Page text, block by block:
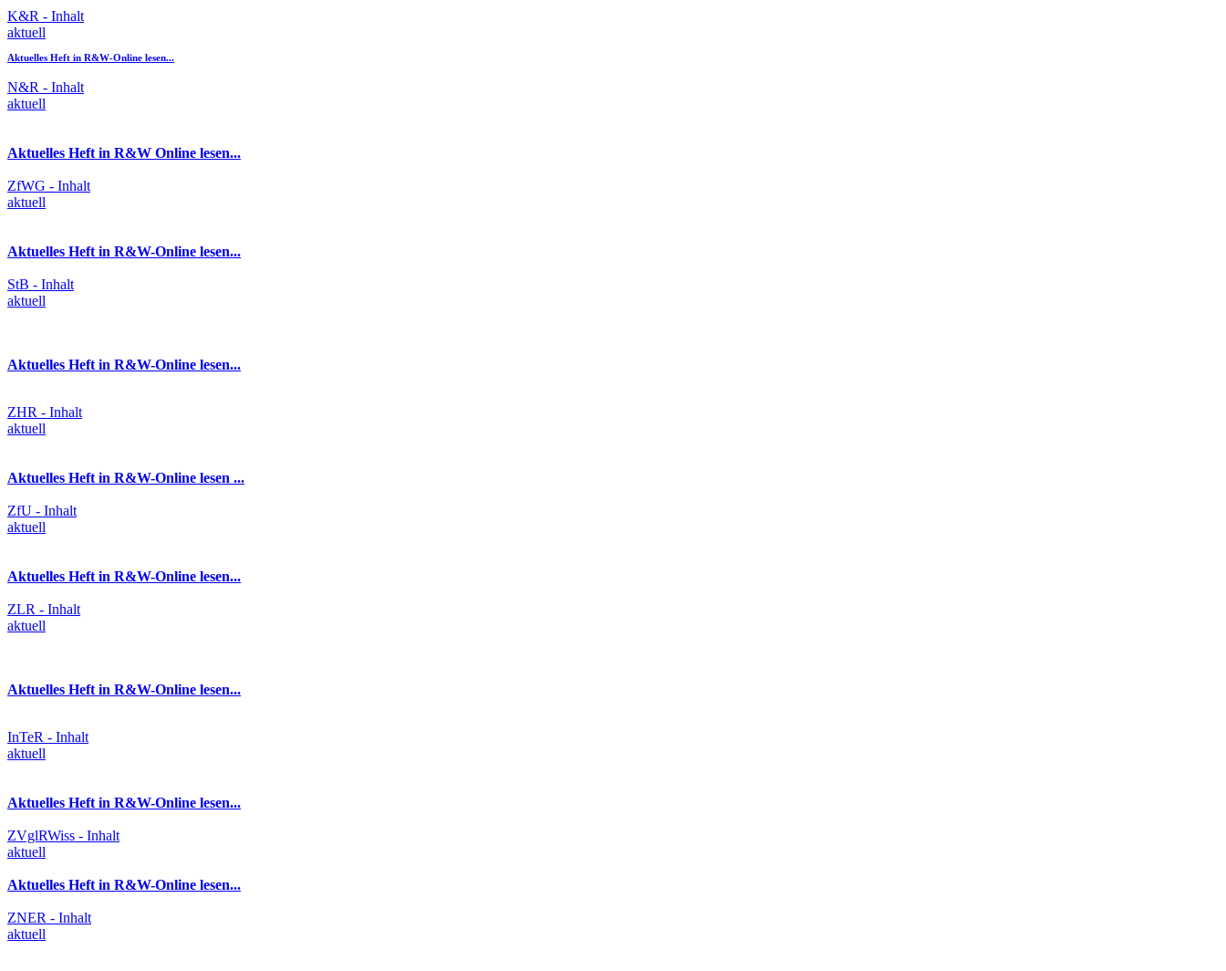
K&R - Inhalt
aktuell
Aktuelles Heft in R&W-Online lesen...
N&R - Inhalt
aktuell
Aktuelles Heft in R&W Online lesen...
ZfWG - Inhalt
aktuell
Aktuelles Heft in R&W-Online lesen...
StB - Inhalt
aktuell
Aktuelles Heft in R&W-Online lesen...
ZHR - Inhalt
aktuell
Aktuelles Heft in R&W-Online lesen ...
ZfU - Inhalt
aktuell
Aktuelles Heft in R&W-Online lesen...
ZLR - Inhalt
aktuell
Aktuelles Heft in R&W-Online lesen...
InTeR - Inhalt
aktuell
Aktuelles Heft in R&W-Online lesen...
ZVglRWiss - Inhalt
aktuell
Aktuelles Heft in R&W-Online lesen...
ZNER - Inhalt
aktuell